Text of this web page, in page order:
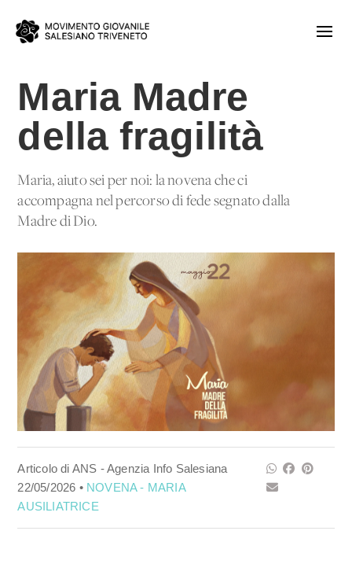
Maria Madre
della fragilità
Maria, aiuto sei per noi: la novena che ci
accompagna nel percorso di fede segnato dalla
Madre di Dio.
Articolo di ANS - Agenzia Info Salesiana
22/05/2026 • NOVENA - MARIA
AUSILIATRICE